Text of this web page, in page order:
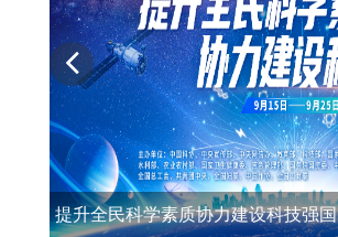
提升全民科学素质协力建设科技强国